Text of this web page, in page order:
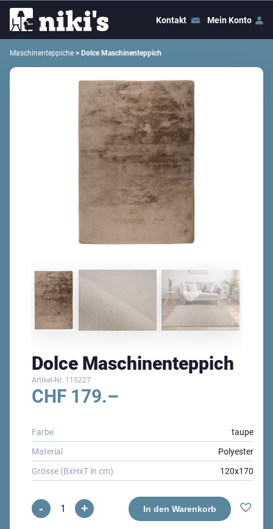
Kontakt Mein Konto
Maschinenteppiche > Dolce Maschinenteppich
Dolce Maschinenteppich
Artikel-Nr. 115227
CHF 179.–
Farbe
taupe
Material
Polyester
Grösse (BxHxT in cm)
120x170
-
Dolce
+ In den Warenkorb